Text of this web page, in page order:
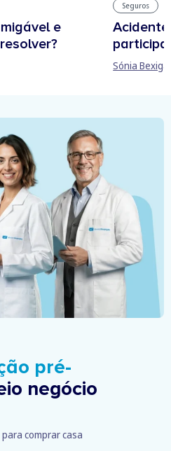
e
Seguros
Sónia Bexiga
pré-
negócio
comprar casa